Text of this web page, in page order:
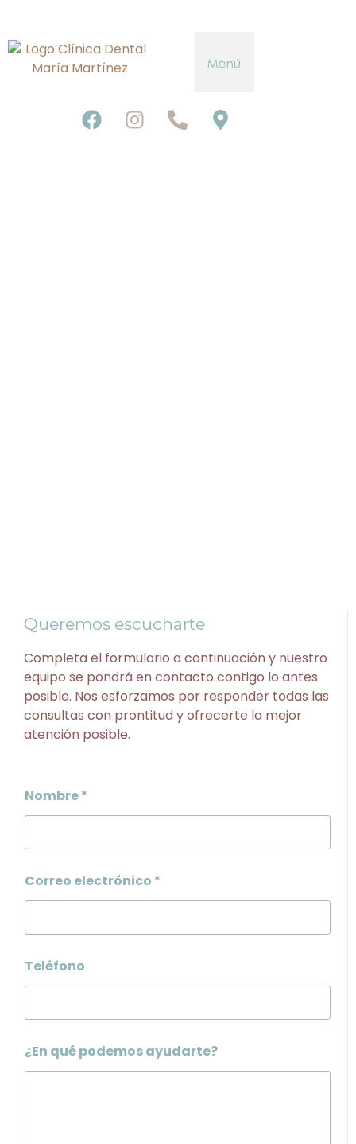
Queremos escucharte
Completa el formulario a continuación y nuestro
equipo se pondrá en contacto contigo lo antes
posible. Nos esforzamos por responder todas las
consultas con prontitud y ofrecerte la mejor
atención posible.
Nombre*
Correo electrónico *
Teléfono
¿En qué podemos ayudarte?